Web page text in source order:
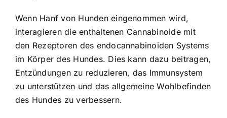
Wenn Hanf von Hunden eingenommen wird,
interagieren die enthaltenen Cannabinoide mit
den Rezeptoren des endocannabinoiden Systems
im Körper des Hundes. Dies kann dazu beitragen,
Entzündungen zu reduzieren, das Immunsystem
zu unterstützen und das allgemeine Wohlbefinden
des Hundes zu verbessern.